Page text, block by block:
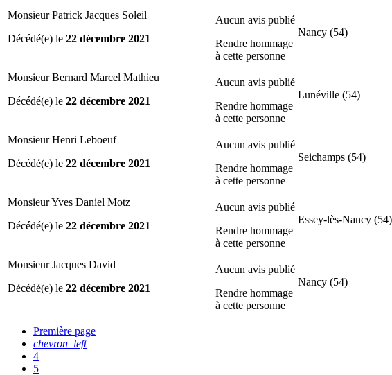
Monsieur Patrick Jacques Soleil
Décédé(e) le 22 décembre 2021
Aucun avis publié
Rendre hommage
à cette personne
Nancy (54)
Monsieur Bernard Marcel Mathieu
Décédé(e) le 22 décembre 2021
Aucun avis publié
Rendre hommage
à cette personne
Lunéville (54)
Monsieur Henri Leboeuf
Décédé(e) le 22 décembre 2021
Aucun avis publié
Rendre hommage
à cette personne
Seichamps (54)
Monsieur Yves Daniel Motz
Décédé(e) le 22 décembre 2021
Aucun avis publié
Rendre hommage
à cette personne
Essey-lès-Nancy (54)
Monsieur Jacques David
Décédé(e) le 22 décembre 2021
Aucun avis publié
Rendre hommage
à cette personne
Nancy (54)
Première page
chevron_left
4
5